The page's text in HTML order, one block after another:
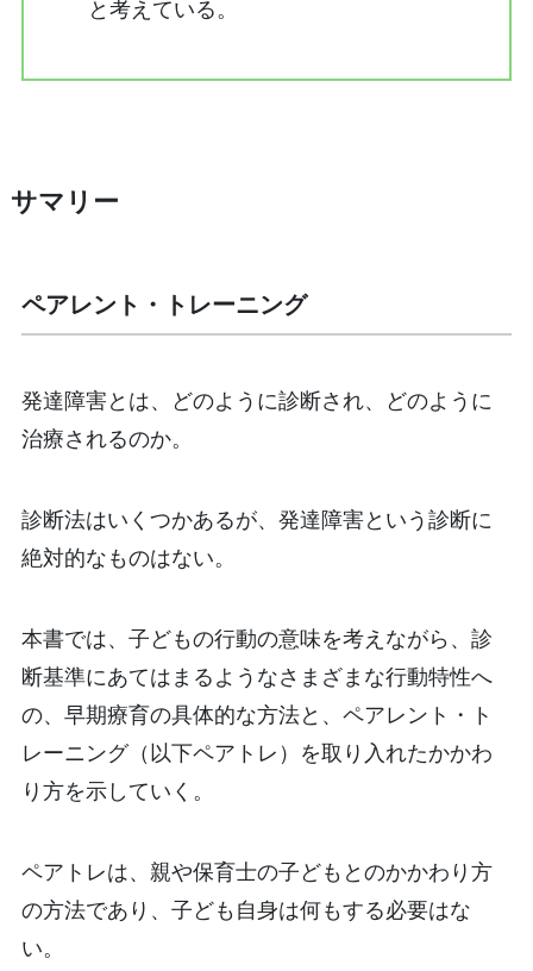
と考えている。
サマリー
ペアレント・トレーニング
発達障害とは、どのように診断され、どのように
治療されるのか。
診断法はいくつかあるが、発達障害という診断に
絶対的なものはない。
本書では、子どもの行動の意味を考えながら、診
断基準にあてはまるようなさまざまな行動特性へ
の、早期療育の具体的な方法と、ペアレント・ト
レーニング（以下ペアトレ）を取り入れたかかわ
り方を示していく。
ペアトレは、親や保育士の子どもとのかかわり方
の方法であり、子ども自身は何もする必要はな
い。